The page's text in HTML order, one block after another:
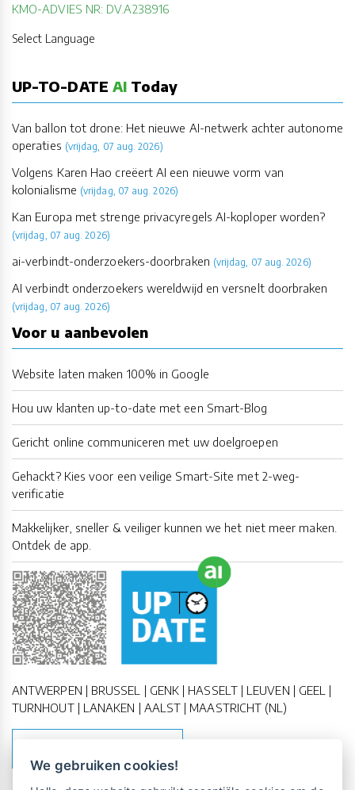
KMO-ADVIES NR: DV.A238916
Select Language
UP-TO-DATE AI Today
Van ballon tot drone: Het nieuwe AI-netwerk achter autonome
operaties (vrijdag, 07 aug. 2026)
Volgens Karen Hao creëert AI een nieuwe vorm van
kolonialisme (vrijdag, 07 aug. 2026)
Kan Europa met strenge privacyregels AI-koploper worden?
(vrijdag, 07 aug. 2026)
ai-verbindt-onderzoekers-doorbraken (vrijdag, 07 aug. 2026)
AI verbindt onderzoekers wereldwijd en versnelt doorbraken
(vrijdag, 07 aug. 2026)
Voor u aanbevolen
Website laten maken 100% in Google
Hou uw klanten up-to-date met een Smart-Blog
Gericht online communiceren met uw doelgroepen
Gehackt? Kies voor een veilige Smart-Site met 2-weg-
verificatie
Makkelijker, sneller & veiliger kunnen we het niet meer maken.
Ontdek de app.
ANTWERPEN | BRUSSEL | GENK | HASSELT | LEUVEN | GEEL |
TURNHOUT | LANAKEN | AALST | MAASTRICHT (NL)
We gebruiken cookies!
Vrijblijvende kennismaking?Boek